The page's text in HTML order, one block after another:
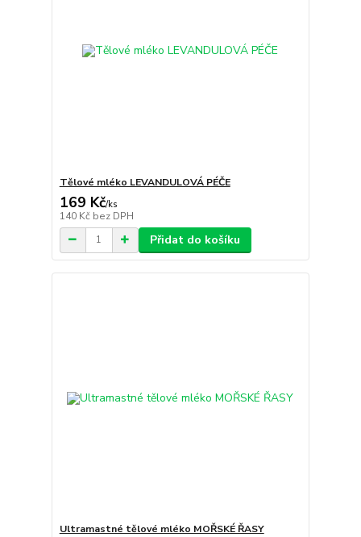
Tělové mléko LEVANDULOVÁ PÉČE
169 Kč/ks
140 Kč bez DPH
Přidat do košíku
Ultramastné tělové mléko MOŘSKÉ ŘASY